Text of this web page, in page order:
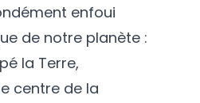
enfoui
de notre planète :
la Terre,
centre de la